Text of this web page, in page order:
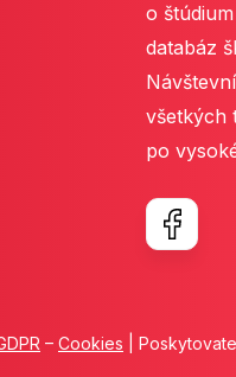
o
databáz
všetkých
po
– Cookies |